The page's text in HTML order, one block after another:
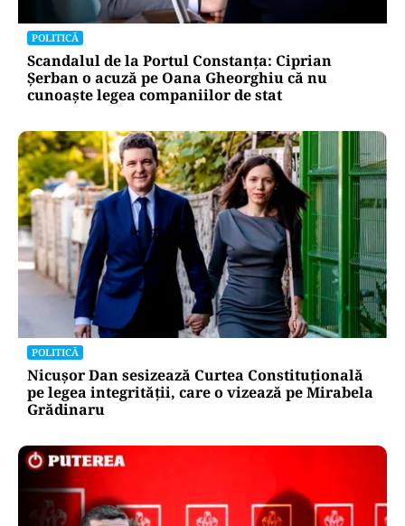
POLITICĂ
Scandalul de la Portul Constanța: Ciprian
Șerban o acuză pe Oana Gheorghiu că nu
cunoaște legea companiilor de stat
POLITICĂ
Nicușor Dan sesizează Curtea Constituțională
pe legea integrității, care o vizează pe Mirabela
Grădinaru